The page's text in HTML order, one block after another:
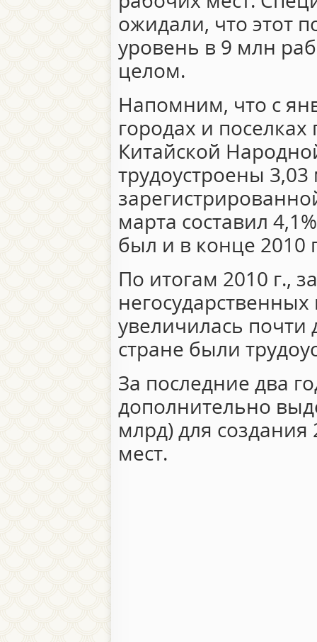
ожидали, что этот
уровень в 9 млн
целом.
Напомним, что с
городах и поселках
Китайской
трудоустроены
марта составил
был и в конце 2010
По итогам 2010 г.,
увеличилась почти
стране были
За последние два
дополнительно
млрд) для
мест.